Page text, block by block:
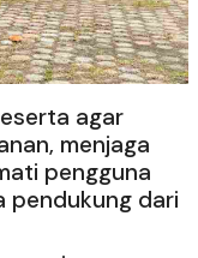
agar
menjaga
pengguna
pendukung dari